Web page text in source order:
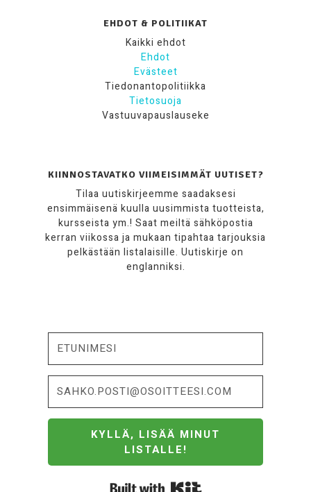
EHDOT & POLITIIKAT
Kaikki ehdot
Ehdot
Evästeet
Tiedonantopolitiikka
Tietosuoja
Vastuuvapauslauseke
KIINNOSTAVATKO VIIMEISIMMÄT UUTISET?
Tilaa uutiskirjeemme saadaksesi
ensimmäisenä kuulla uusimmista tuotteista,
kursseista ym.! Saat meiltä sähköpostia
kerran viikossa ja mukaan tipahtaa tarjouksia
pelkästään listalaisille. Uutiskirje on
englanniksi.
KYLLÄ, LISÄÄ MINUT
LISTALLE!